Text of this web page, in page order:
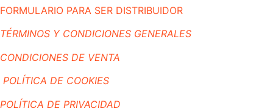
FORMULARIO PARA SER DISTRIBUIDOR
TÉRMINOS Y CONDICIONES GENERALES
CONDICIONES DE VENTA
POLÍTICA DE COOKIES
POLÍTICA DE PRIVACIDAD